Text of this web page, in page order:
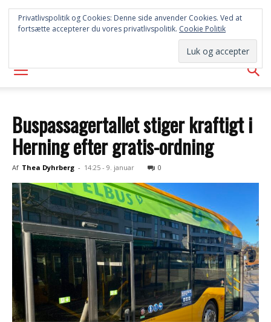
FREDERICIA
AVISEN
Buspassagertallet stiger kraftigt i
Herning efter gratis-ordning
Af Thea Dyhrberg - 14:25 - 9. januar 0
Privatlivspolitik og Cookies: Denne side anvender Cookies. Ved at
fortsætte accepterer du vores privatlivspolitik. Cookie Politik